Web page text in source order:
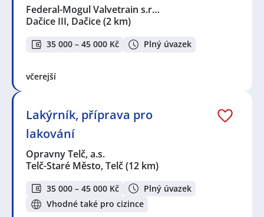
Federal-Mogul Valvetrain s.r…
Dačice III, Dačice(2 km)
35 000 – 45 000 Kč Plný úvazek
včerejší
Lakýrník, příprava pro
lakování
Opravny Telč, a.s.
Telč-Staré Město, Telč(12 km)
35 000 – 45 000 Kč
Plný úvazek
Vhodné také pro cizince